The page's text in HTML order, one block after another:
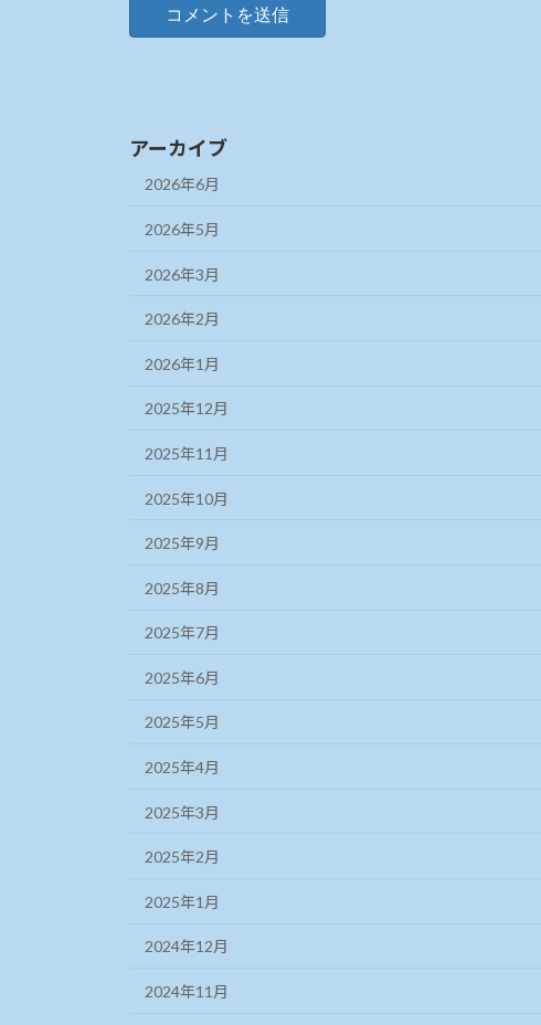
アーカイブ
2026年6月
2026年5月
2026年3月
2026年2月
2026年1月
2025年12月
2025年11月
2025年10月
2025年9月
2025年8月
2025年7月
2025年6月
2025年5月
2025年4月
2025年3月
2025年2月
2025年1月
2024年12月
2024年11月